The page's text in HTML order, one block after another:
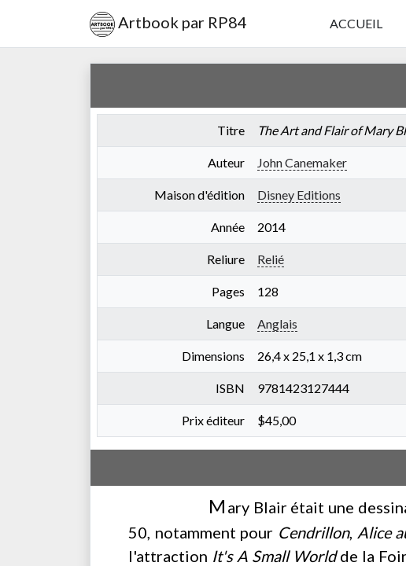
Artbook par RP84 ACCUEIL
Titre The Art and Flair of Mary
Auteur John Canemaker
Maison d'édition Disney Editions
Année 2014
Reliure Relié
Pages 128
Langue Anglais
Dimensions 26,4 x 25,1 x 1,3 cm
ISBN 9781423127444
Prix éditeur $45,00
M ary Blair était une
50, notamment pour Cendrillon, Alice
l'attraction It's A Small Worldde la